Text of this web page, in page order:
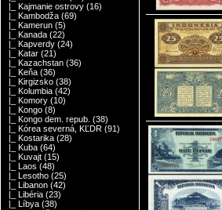
|_ Kajmanie ostrovy (16)
|_ Kambodža (69)
|_ Kamerun (5)
|_ Kanada (22)
|_ Kapverdy (24)
|_ Katar (21)
|_ Kazachstan (36)
|_ Keňa (36)
|_ Kirgizsko (38)
|_ Kolumbia (42)
|_ Komory (10)
|_ Kongo (8)
|_ Kongo dem. repub. (38)
|_ Kórea severná, KĽDR (91)
|_ Kostarika (28)
|_ Kuba (64)
|_ Kuvajt (15)
|_ Laos (48)
|_ Lesotho (25)
|_ Libanon (42)
|_ Libéria (23)
|_ Líbya (38)